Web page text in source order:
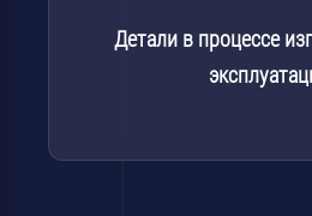
Детали в процессе